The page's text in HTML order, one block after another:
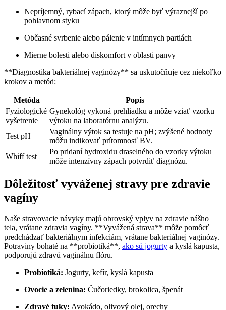
Nepríjemný, rybací zápach, ktorý môže byť výraznejší po
pohlavnom styku
Občasné svrbenie alebo pálenie v intímnych partiách
Mierne bolesti alebo diskomfort v oblasti panvy
**Diagnostika bakteriálnej vaginózy** sa uskutočňuje cez niekoľko
krokov a metód:
Metóda
Popis
Fyziologické
vyšetrenie
Gynekológ vykoná prehliadku a môže vziať vzorku
výtoku na laboratórnu analýzu.
Test pH
Vaginálny výtok sa testuje na pH; zvýšené hodnoty
môžu indikovať prítomnosť BV.
Whiff test
Po pridaní hydroxidu draselného do vzorky výtoku
môže intenzívny zápach potvrdiť diagnózu.
Dôležitosť vyváženej stravy pre zdravie
vagíny
Naše stravovacie návyky majú obrovský vplyv na zdravie nášho
tela, vrátane zdravia vagíny. **Vyvážená strava** môže pomôcť
predchádzať bakteriálnym infekciám, vrátane bakteriálnej vaginózy.
Potraviny bohaté na **probiotiká**, ako sú jogurty a kyslá kapusta,
podporujú zdravú vaginálnu flóru.
Probiotiká: Jogurty, kefír, kyslá kapusta
Ovocie a zelenina: Čučoriedky, brokolica, špenát
Zdravé tuky: Avokádo, olivový olej, orechy